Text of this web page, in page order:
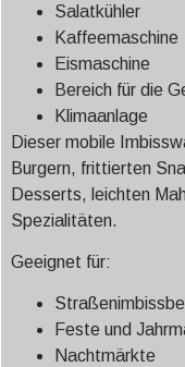
Salatkühler
Kaffeemaschine
Eismaschine
Bereich für die
Klimaanlage
Dieser mobile
Burgern, frittierten
Desserts, leichten
Spezialitäten.
Geeignet für:
Feste und
Nachtmärkte